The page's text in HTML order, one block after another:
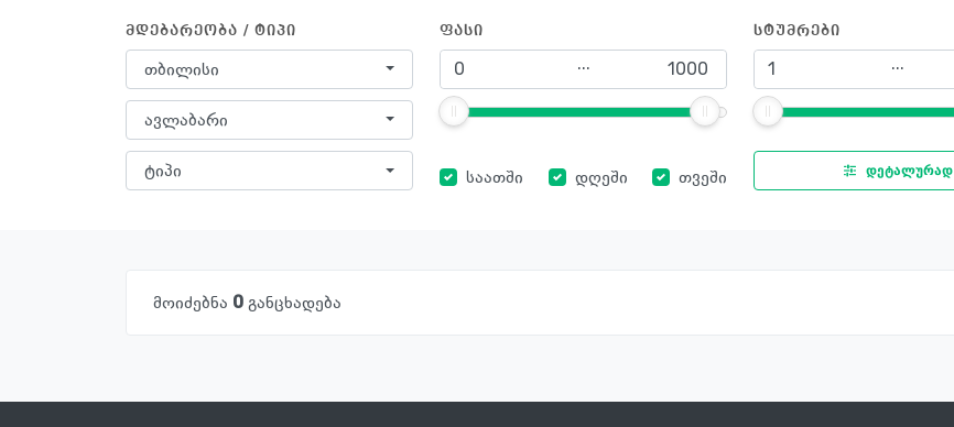
მდებარეობა / ტიპი
თბილისი
ავლაბარი
ტიპი
ფასი
...
საათში დღეში თვეში
სტუმრები
...
დეტალურად
მოიძებნა 0 განცხადება